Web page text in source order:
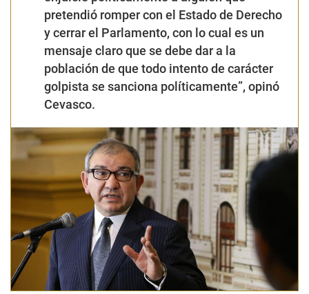
pretendió romper con el Estado de Derecho
y cerrar el Parlamento, con lo cual es un
mensaje claro que se debe dar a la
población de que todo intento de carácter
golpista se sanciona políticamente”, opinó
Cevasco.